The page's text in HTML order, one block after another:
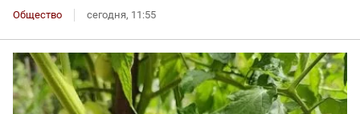
Общество сегодня, 11:55